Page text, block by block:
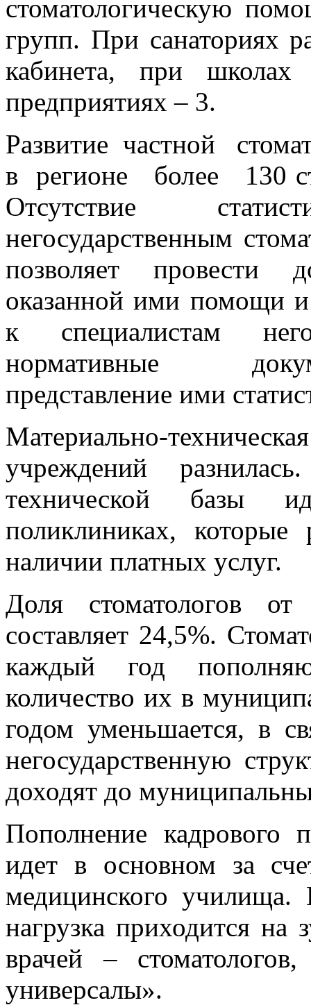
стоматологическую
групп. При санаториях
кабинета, при
предприятиях – 3.
Развитие частной
в регионе более 130
Отсутствие
негосударственным
позволяет провести
оказанной ими помощи и
к специалистам
нормативные
представление ими
Материально-
учреждений
технической базы
поликлиниках, которые
наличии платных услуг.
Доля стоматологов от
составляет 24,5%.
каждый год
количество их в
годом уменьшается, в
негосударственную
доходят до
Пополнение кадрового
идет в основном за
медицинского училища.
нагрузка приходится на
врачей –
универсалы».